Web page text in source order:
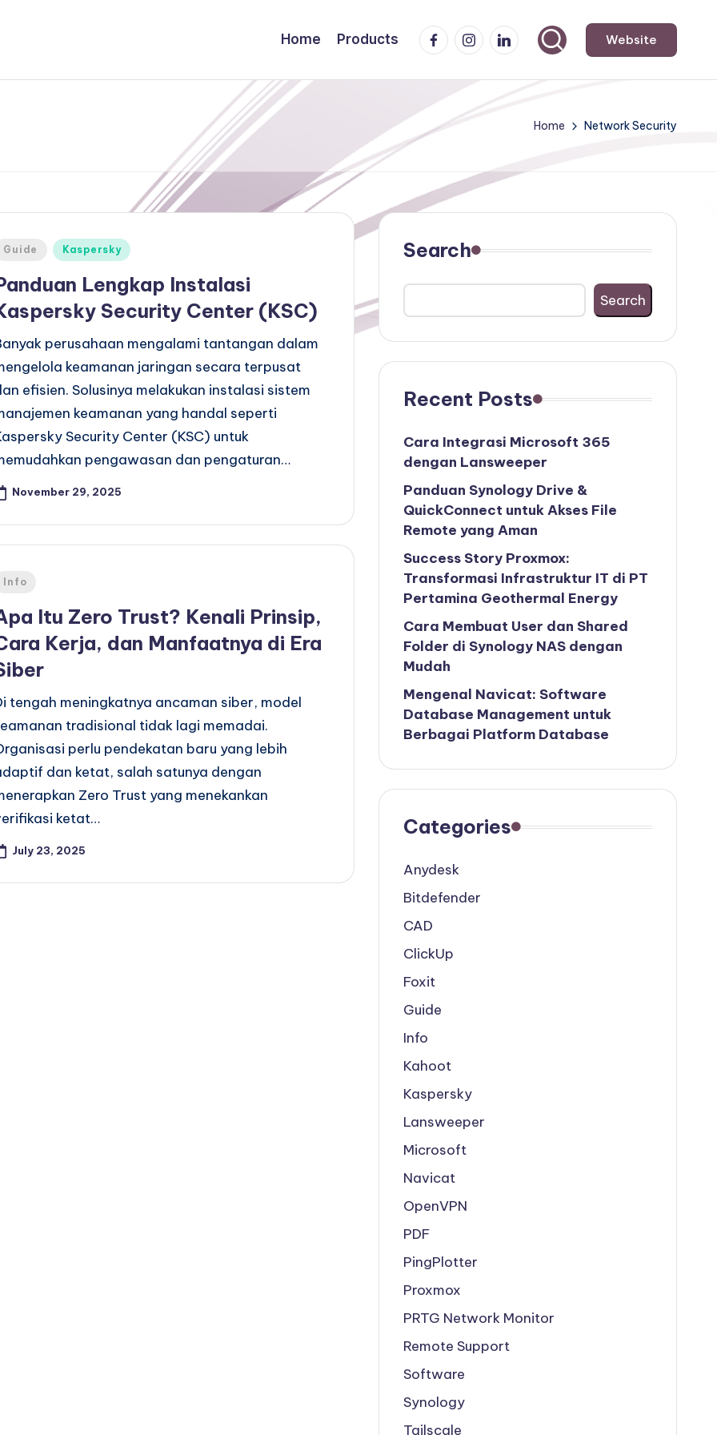
Home Products FacebookInstagramLinkedIn Website
Home Network Security
Guide Kaspersky
Lengkap Instalasi
Security Center (KSC)
perusahaan mengalami tantangan dalam
keamanan jaringan secara terpusat
efisien. Solusinya melakukan instalasi sistem
keamanan yang handal seperti
Security Center (KSC) untuk
pengawasan dan pengaturan…
November 29, 2025
Info
Itu Zero Trust? Kenali Prinsip,
Kerja, dan Manfaatnya di Era
tengah meningkatnya ancaman siber, model
tradisional tidak lagi memadai.
perlu pendekatan baru yang lebih
dan ketat, salah satunya dengan
Zero Trust yang menekankan
ketat…
July 23, 2025
Search
Search
Recent Posts
Cara Integrasi Microsoft 365
dengan Lansweeper
Panduan Synology Drive &
QuickConnect untuk Akses File
Remote yang Aman
Success Story Proxmox:
Transformasi Infrastruktur IT di PT
Pertamina Geothermal Energy
Cara Membuat User dan Shared
Folder di Synology NAS dengan
Mudah
Mengenal Navicat: Software
Database Management untuk
Berbagai Platform Database
Categories
Anydesk
Bitdefender
CAD
ClickUp
Foxit
Guide
Info
Kahoot
Kaspersky
Lansweeper
Microsoft
Navicat
OpenVPN
PDF
PingPlotter
Proxmox
PRTG Network Monitor
Remote Support
Software
Synology
Tailscale